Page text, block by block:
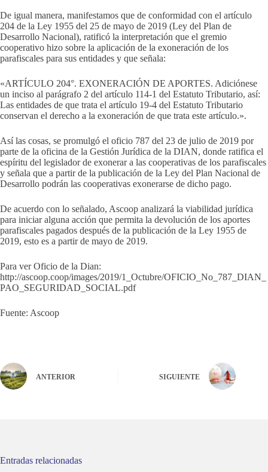
De igual manera, manifestamos que de conformidad con el artículo
204 de la Ley 1955 del 25 de mayo de 2019 (Ley del Plan de
Desarrollo Nacional), ratificó la interpretación que el gremio
cooperativo hizo sobre la aplicación de la exoneración de los
parafiscales para sus entidades y que señala:
«ARTÍCULO 204°. EXONERACIÓN DE APORTES. Adiciónese
un inciso al parágrafo 2 del artículo 114-1 del Estatuto Tributario, así:
Las entidades de que trata el artículo 19-4 del Estatuto Tributario
conservan el derecho a la exoneración de que trata este artículo.».
Así las cosas, se promulgó el oficio 787 del 23 de julio de 2019 por
parte de la oficina de la Gestión Jurídica de la DIAN, donde ratifica el
espíritu del legislador de exonerar a las cooperativas de los parafiscales
y señala que a partir de la publicación de la Ley del Plan Nacional de
Desarrollo podrán las cooperativas exonerarse de dicho pago.
De acuerdo con lo señalado, Ascoop analizará la viabilidad jurídica
para iniciar alguna acción que permita la devolución de los aportes
parafiscales pagados después de la publicación de la Ley 1955 de
2019, esto es a partir de mayo de 2019.
Para ver Oficio de la Dian:
http://ascoop.coop/images/2019/1_Octubre/OFICIO_No_787_DIAN_
PAO_SEGURIDAD_SOCIAL.pdf
Fuente: Ascoop
ANTERIOR SIGUIENTE
Entradas relacionadas